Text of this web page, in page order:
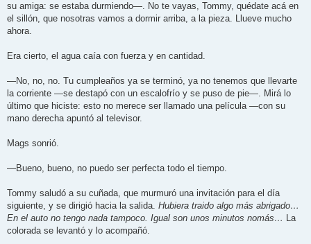
su amiga: se estaba durmiendo—. No te vayas, Tommy, quédate acá en
el sillón, que nosotras vamos a dormir arriba, a la pieza. Llueve mucho
ahora.
Era cierto, el agua caía con fuerza y en cantidad.
—No, no, no. Tu cumpleaños ya se terminó, ya no tenemos que llevarte
la corriente —se destapó con un escalofrío y se puso de pie—. Mirá lo
último que hiciste: esto no merece ser llamado una película —con su
mano derecha apuntó al televisor.
Mags sonrió.
—Bueno, bueno, no puedo ser perfecta todo el tiempo.
Tommy saludó a su cuñada, que murmuró una invitación para el día
siguiente, y se dirigió hacia la salida. Hubiera traido algo más abrigado…
En el auto no tengo nada tampoco. Igual son unos minutos nomás… La
colorada se levantó y lo acompañó.